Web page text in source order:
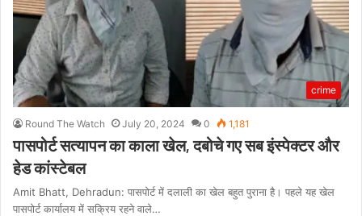
crime
Round The Watch July 20, 2024 0 1,181
पासपोर्ट सत्यापन का काला खेल, दबोचे गए सब इंस्पेक्टर और
हेड कांस्टेबल
Amit Bhatt, Dehradun: पासपोर्ट में दलाली का खेल बहुत पुराना है। पहले यह खेल
पासपोर्ट कार्यालय में सक्रिय रहने वाले…